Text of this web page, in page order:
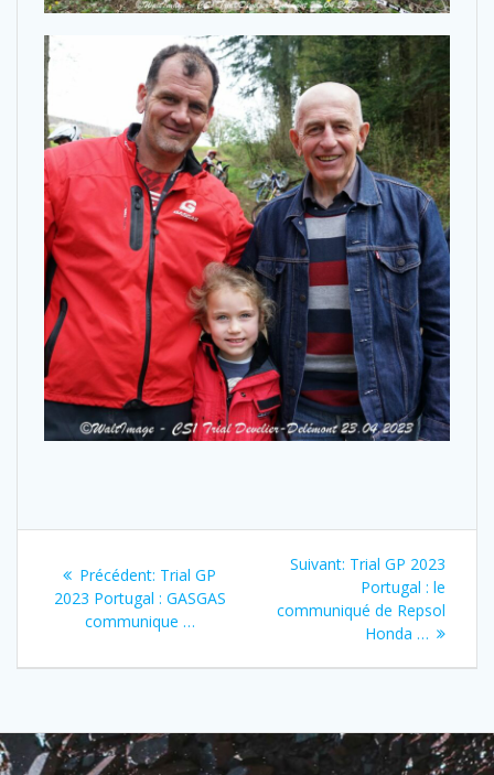
Précédent: Trial GP
2023 Portugal : GASGAS
communique …
Suivant: Trial GP 2023
Portugal : le
communiqué de Repsol
Honda …